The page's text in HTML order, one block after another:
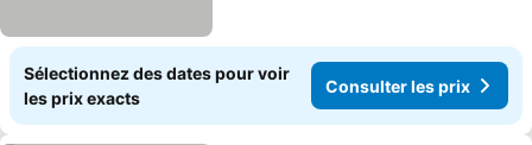
Sélectionnez des dates pour voir
les prix exacts
Consulter les prix